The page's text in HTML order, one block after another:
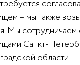
– мы также
Мы сотрудничаем
Санкт-
области.